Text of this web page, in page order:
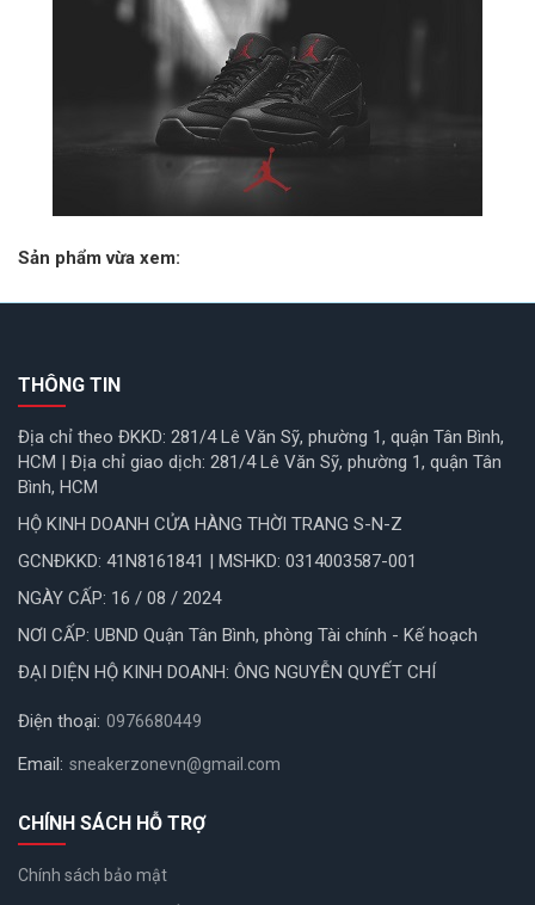
Sản phẩm vừa xem:
THÔNG TIN
Địa chỉ theo ĐKKD: 281/4 Lê Văn Sỹ, phường 1, quận Tân Bình,
HCM | Địa chỉ giao dịch: 281/4 Lê Văn Sỹ, phường 1, quận Tân
Bình, HCM
HỘ KINH DOANH CỬA HÀNG THỜI TRANG S-N-Z
GCNĐKKD: 41N8161841 | MSHKD: 0314003587-001
NGÀY CẤP: 16 / 08 / 2024
NƠI CẤP: UBND Quận Tân Bình, phòng Tài chính - Kế hoạch
ĐẠI DIỆN HỘ KINH DOANH: ÔNG NGUYỄN QUYẾT CHÍ
Điện thoại: 0976680449
Email: sneakerzonevn@gmail.com
CHÍNH SÁCH HỖ TRỢ
Chính sách bảo mật